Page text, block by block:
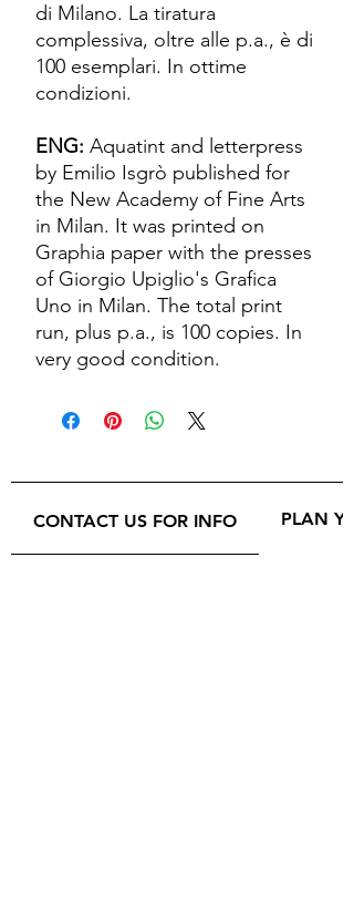
di Milano. La tiratura
complessiva, oltre alle p.a., è di
100 esemplari. In ottime
condizioni.
ENG: Aquatint and letterpress
by Emilio Isgrò published for
the New Academy of Fine Arts
in Milan. It was printed on
Graphia paper with the presses
of Giorgio Upiglio's Grafica
Uno in Milan. The total print
run, plus p.a., is 100 copies. In
very good condition.
CONTACT US FOR INFO PLAN